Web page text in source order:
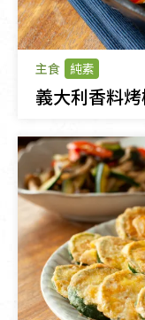
主食 純素
義大利香料